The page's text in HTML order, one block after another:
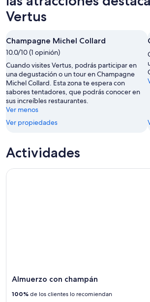
8
ago
la
noche,
ago
-
9
ago
este
fin
semana,
7
ago
-
9
ago
Vertus
Champagne Michel Collard
10.0/10 (1 opinión)
Cuando visites Vertus, podrás participar en
una degustación o un tour en Champagne
Michel Collard. Esta zona te espera con
sabores tentadores, que podrás conocer en
sus increíbles restaurantes.
Ver menos
Ver propiedades
Actividades
Almuerzo con champán
100% de los clientes lo recomiendan
Almuerzo con champán